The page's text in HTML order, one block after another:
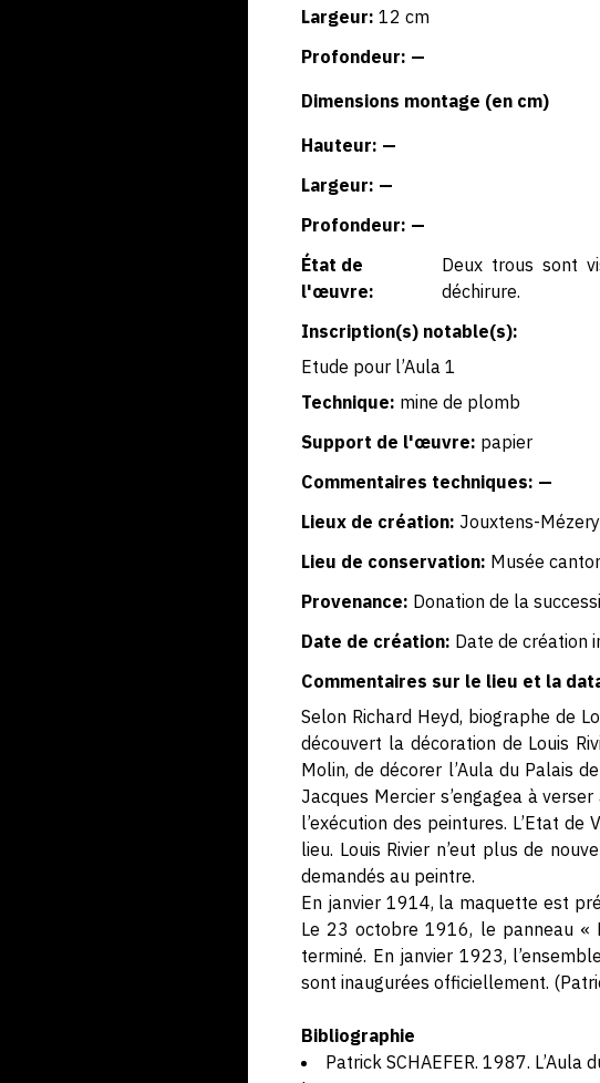
Largeur: 12 cm
Profondeur: —
Dimensions montage (en cm)
Hauteur: —
Largeur: —
Profondeur: —
État de
l'œuvre:
Deux trous sont
déchirure.
Inscription(s) notable(s):
Etude pour l’Aula 1
Technique: mine de plomb
Support de l'œuvre: papier
Commentaires techniques: —
Lieux de création: Jouxtens-Mézery
Lieu de conservation: Musée
Provenance: Donation de la
Date de création: Date de création
Commentaires sur le lieu et la
Selon Richard Heyd, biographe de
découvert la décoration de Louis
Molin, de décorer l’Aula du Palais
Jacques Mercier s’engagea à
l’exécution des peintures. L’Etat
lieu. Louis Rivier n’eut plus de
demandés au peintre.
En janvier 1914, la maquette est
Le 23 octobre 1916, le panneau «
terminé. En janvier 1923,
sont inaugurées officiellement.
Bibliographie
Patrick SCHAEFER. 1987. L’Aula